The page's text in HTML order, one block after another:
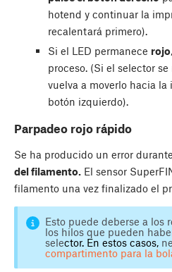
hotend y continuar la
recalentará primero).
Si el LED permanece rojo
proceso. (Si el selector
vuelva a moverlo hacia
botón izquierdo).
Parpadeo rojo rápido
Se ha producido un error
del filamento. El sensor
filamento una vez finalizado el
Esto puede deberse a los
los hilos que pueden
selector. En estos casos,
compartimento para la